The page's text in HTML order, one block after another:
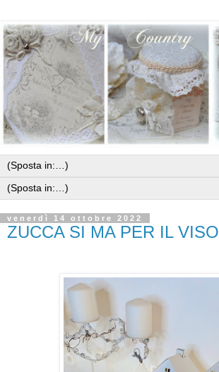
venerdì 14 ottobre 2022
ZUCCA SI MA PER IL VISO